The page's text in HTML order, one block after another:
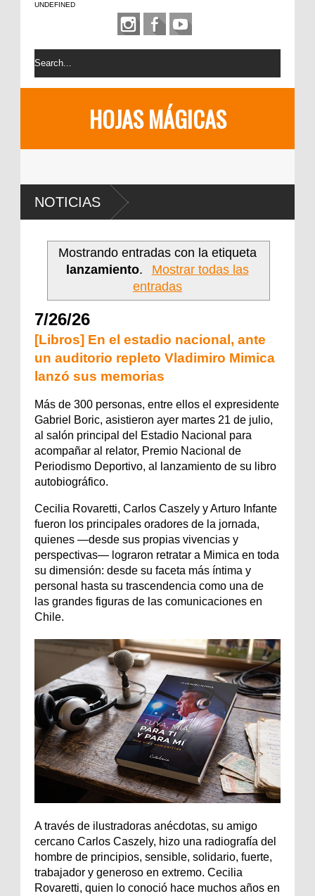
UNDEFINED
HOJAS MÁGICAS
NOTICIAS
Mostrando entradas con la etiqueta
lanzamiento.
Mostrar todas las
entradas
7/26/26
[Libros] En el estadio nacional, ante
un auditorio repleto Vladimiro Mimica
lanzó sus memorias
Más de 300 personas, entre ellos el expresidente
Gabriel Boric, asistieron ayer martes 21 de julio,
al salón principal del Estadio Nacional para
acompañar al relator, Premio Nacional de
Periodismo Deportivo, al lanzamiento de su libro
autobiográfico.
Cecilia Rovaretti, Carlos Caszely y Arturo Infante
fueron los principales oradores de la jornada,
quienes —desde sus propias vivencias y
perspectivas— lograron retratar a Mimica en toda
su dimensión: desde su faceta más íntima y
personal hasta su trascendencia como una de
las grandes figuras de las comunicaciones en
Chile.
A través de ilustradoras anécdotas, su amigo
cercano Carlos Caszely, hizo una radiografía del
hombre de principios, sensible, solidario, fuerte,
trabajador y generoso en extremo. Cecilia
Rovaretti, quien lo conoció hace muchos años en